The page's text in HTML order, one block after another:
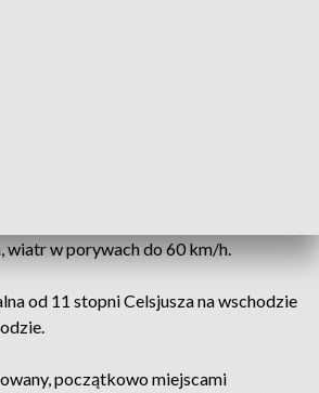
wiatr w porywach do 60 km/h.
od 11 stopni Celsjusza na wschodzie
początkowo miejscami